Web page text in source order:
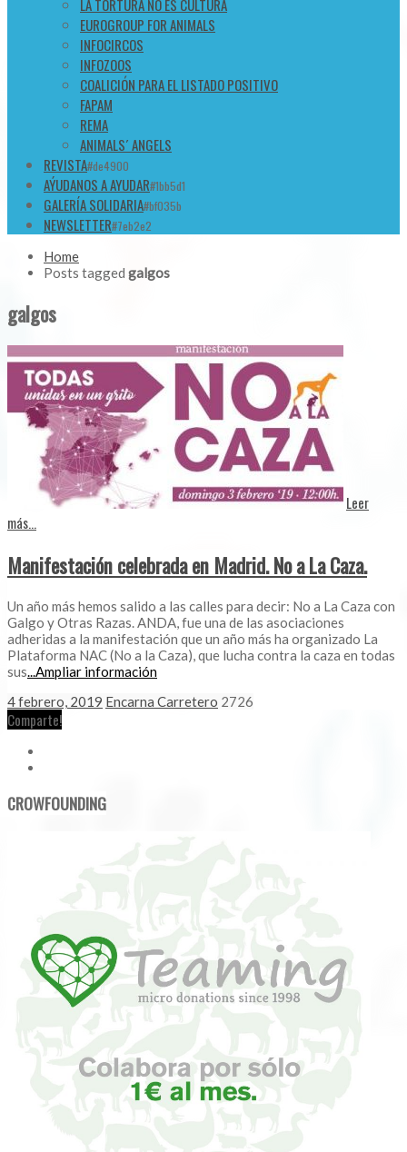
LA TORTURA NO ES CULTURA
EUROGROUP FOR ANIMALS
INFOCIRCOS
INFOZOOS
COALICIÓN PARA EL LISTADO POSITIVO
FAPAM
REMA
ANIMALS´ ANGELS
REVISTA#de4900
AÝUDANOS A AYUDAR#1bb5d1
GALERÍA SOLIDARIA#bf035b
NEWSLETTER#7eb2e2
Home
Posts tagged galgos
galgos
Leer
más...
Manifestación celebrada en Madrid. No a La Caza.
Un año más hemos salido a las calles para decir: No a La Caza con
Galgo y Otras Razas. ANDA, fue una de las asociaciones
adheridas a la manifestación que un año más ha organizado La
Plataforma NAC (No a la Caza), que lucha contra la caza en todas
sus...Ampliar información
4 febrero, 2019 Encarna Carretero 2726
Comparte!
CROWFOUNDING